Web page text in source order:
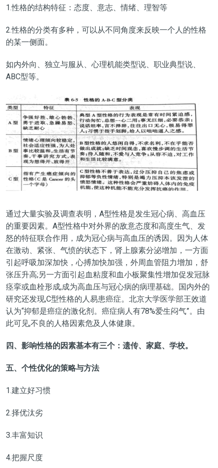
1.性格的结构特征：态度、意志、情绪、理智等
2.性格的分类有多种，可以从不同角度来反映一个人的性格
的某一侧面。
如内外向、独立与服从、心理机能类型说、职业典型说、
ABC型等。
通过大量实验及调查表明，A型性格是发生冠心病、高血压
的重要因素。A型性格中对外界的敌意态度和高度生气、发
怒的特征联合作用，成为冠心病与高血压的诱因。因为人体
在激动、紧张、气愤的状态下，肾上腺素分泌增加，一方面
引起呼吸加深加快，心搏加快加强，外周血管阻力增加，舒
张压升高;另一方面引起血粘度和血小板聚集性增加促发冠脉
痉挛或血栓形成,成为高血压与冠心病的病理基础。国内外的
研究还发现,C型性格的人易患癌症。北京大学医学部王效道
认为“抑郁是癌症的激化剂。癌症病人有78%爱生闷气”。由
此可见,不良的人格因素危及人体健康。
四、影响性格的因素基本有三个：遗传、家庭、学校。
五、个性优化的策略与方法
1.建立好习惯
2.择优汰劣
3.丰富知识
4.把握尺度